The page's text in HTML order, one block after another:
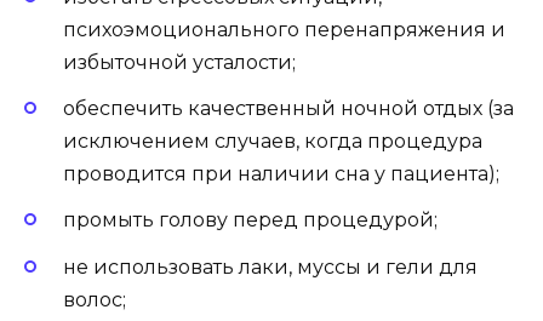
психоэмоционального перенапряжения и
избыточной усталости;
обеспечить качественный ночной отдых (за
исключением случаев, когда процедура
проводится при наличии сна у пациента);
промыть голову перед процедурой;
не использовать лаки, муссы и гели для
волос;